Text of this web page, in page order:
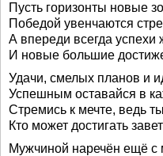
Пусть горизонты новые
Победой увенчаются
А впереди всегда успехи
И новые большие
Удачи, смелых планов и
Успешным оставайся в
Стремись к мечте, ведь
Кто может достигать
Мужчиной наречён ещё с